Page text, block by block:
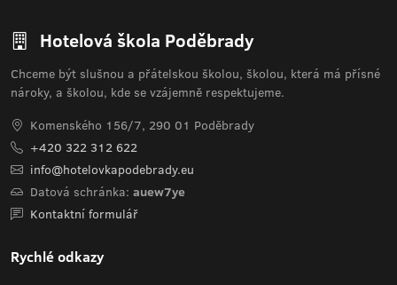
Hotelová škola Poděbrady
Chceme být slušnou a přátelskou školou, školou, která má přísné
nároky, a školou, kde se vzájemně respektujeme.
Komenského 156/7, 290 01 Poděbrady
+420 322 312 622
info@hotelovkapodebrady.eu
Datová schránka: auew7ye
Kontaktní formulář
Rychlé odkazy